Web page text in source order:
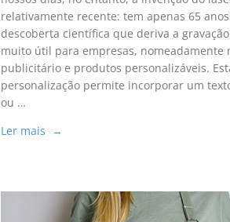
relativamente recente: tem apenas 65
descoberta científica que deriva a
muito útil para empresas, nomeadamente
publicitário e produtos personalizáveis.
personalização permite incorporar um
ou …
Ler mais →